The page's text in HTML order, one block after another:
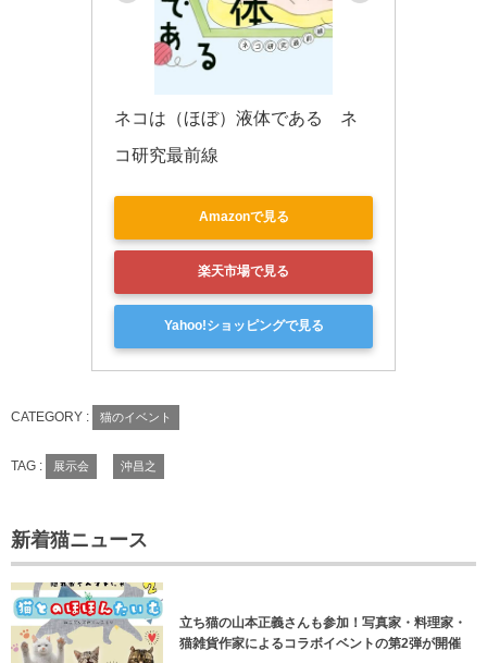
ネコは（ほぼ）液体である　ネ
コ研究最前線
Amazonで見る
楽天市場で見る
Yahoo!ショッピングで見る
CATEGORY : 猫のイベント
TAG : 展示会 沖昌之
新着猫ニュース
立ち猫の山本正義さんも参加！写真家・料理家・
猫雑貨作家によるコラボイベントの第2弾が開催